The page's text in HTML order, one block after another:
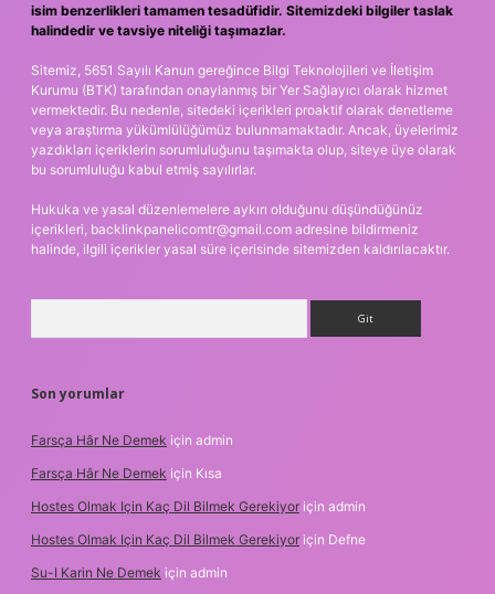
isim benzerlikleri tamamen tesadüfidir. Sitemizdeki bilgiler taslak
halindedir ve tavsiye niteliği taşımazlar.
Sitemiz, 5651 Sayılı Kanun gereğince Bilgi Teknolojileri ve İletişim
Kurumu (BTK) tarafından onaylanmış bir Yer Sağlayıcı olarak hizmet
vermektedir. Bu nedenle, sitedeki içerikleri proaktif olarak denetleme
veya araştırma yükümlülüğümüz bulunmamaktadır. Ancak, üyelerimiz
yazdıkları içeriklerin sorumluluğunu taşımakta olup, siteye üye olarak
bu sorumluluğu kabul etmiş sayılırlar.
Hukuka ve yasal düzenlemelere aykırı olduğunu düşündüğünüz
içerikleri, backlinkpanelicomtr@gmail.com adresine bildirmeniz
halinde, ilgili içerikler yasal süre içerisinde sitemizden kaldırılacaktır.
Son yorumlar
Farsça Hâr Ne Demek için admin
Farsça Hâr Ne Demek için Kısa
Hostes Olmak Için Kaç Dil Bilmek Gerekiyor için admin
Hostes Olmak Için Kaç Dil Bilmek Gerekiyor için Defne
Su-I Karin Ne Demek için admin